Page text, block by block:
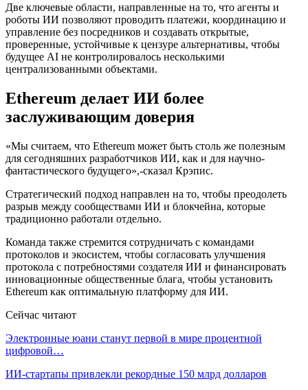
Две ключевые области, направленные на то, что агенты и
роботы ИИ позволяют проводить платежи, координацию и
управление без посредников и создавать открытые,
проверенные, устойчивые к цензуре альтернативы, чтобы
будущее AI не контролировалось несколькими
централизованными объектами.
Ethereum делает ИИ более
заслуживающим доверия
«Мы считаем, что Ethereum может быть столь же полезным
для сегодняшних разработчиков ИИ, как и для научно-
фантастического будущего»,-сказал Крэпис.
Стратегический подход направлен на то, чтобы преодолеть
разрыв между сообществами ИИ и блокчейна, которые
традиционно работали отдельно.
Команда также стремится сотрудничать с командами
протоколов и экосистем, чтобы согласовать улучшения
протокола с потребностями создателя ИИ и финансировать
инновационные общественные блага, чтобы установить
Ethereum как оптимальную платформу для ИИ.
Сейчас читают
Электронные юани станут первой в мире процентной
цифровой…
ИИ-стартапы привлекли рекордные 150 млрд долларов